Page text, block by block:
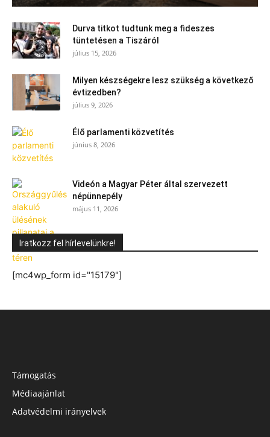
Durva titkot tudtunk meg a fideszes
tüntetésen a Tiszáról
július 15, 2026
Milyen készségekre lesz szükség a következő
évtizedben?
július 9, 2026
Élő parlamenti közvetítés
június 8, 2026
Videón a Magyar Péter által szervezett
népünnepély
május 11, 2026
Iratkozz fel hírlevelünkre!
[mc4wp_form id="15179"]
Támogatás
Médiaajánlat
Adatvédelmi irányelvek